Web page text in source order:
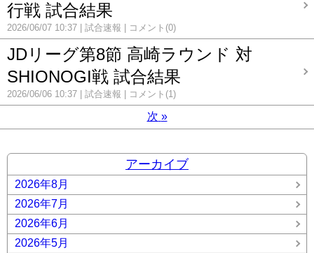
行戦 試合結果
2026/06/07 10:37 試合速報 コメント(0)
JDリーグ第8節 高崎ラウンド 対
SHIONOGI戦 試合結果
2026/06/06 10:37 試合速報 コメント(1)
次 »
アーカイブ
2026年8月
2026年7月
2026年6月
2026年5月